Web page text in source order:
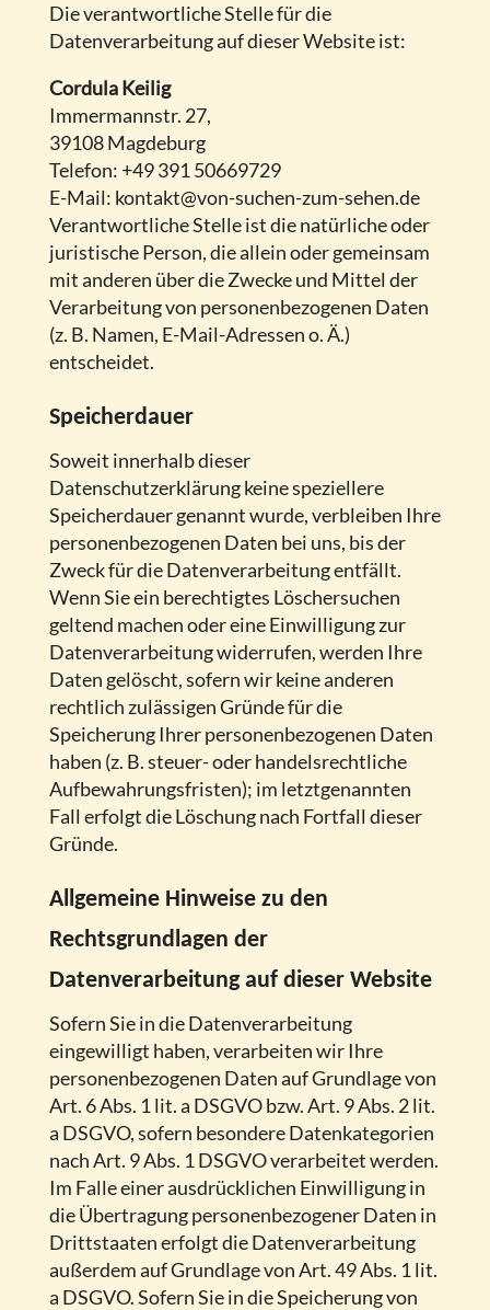
Die verantwortliche Stelle für die
Datenverarbeitung auf dieser Website ist:
Cordula Keilig
Immermannstr. 27,
39108 Magdeburg
Telefon: +49 391 50669729
E-Mail: kontakt@von-suchen-zum-sehen.de
Verantwortliche Stelle ist die natürliche oder
juristische Person, die allein oder gemeinsam
mit anderen über die Zwecke und Mittel der
Verarbeitung von personenbezogenen Daten
(z. B. Namen, E-Mail-Adressen o. Ä.)
entscheidet.
Speicherdauer
Soweit innerhalb dieser
Datenschutzerklärung keine speziellere
Speicherdauer genannt wurde, verbleiben Ihre
personenbezogenen Daten bei uns, bis der
Zweck für die Datenverarbeitung entfällt.
Wenn Sie ein berechtigtes Löschersuchen
geltend machen oder eine Einwilligung zur
Datenverarbeitung widerrufen, werden Ihre
Daten gelöscht, sofern wir keine anderen
rechtlich zulässigen Gründe für die
Speicherung Ihrer personenbezogenen Daten
haben (z. B. steuer- oder handelsrechtliche
Aufbewahrungsfristen); im letztgenannten
Fall erfolgt die Löschung nach Fortfall dieser
Gründe.
Allgemeine Hinweise zu den
Rechtsgrundlagen der
Datenverarbeitung auf dieser Website
Sofern Sie in die Datenverarbeitung
eingewilligt haben, verarbeiten wir Ihre
personenbezogenen Daten auf Grundlage von
Art. 6 Abs. 1 lit. a DSGVO bzw. Art. 9 Abs. 2 lit.
a DSGVO, sofern besondere Datenkategorien
nach Art. 9 Abs. 1 DSGVO verarbeitet werden.
Im Falle einer ausdrücklichen Einwilligung in
die Übertragung personenbezogener Daten in
Drittstaaten erfolgt die Datenverarbeitung
außerdem auf Grundlage von Art. 49 Abs. 1 lit.
a DSGVO. Sofern Sie in die Speicherung von